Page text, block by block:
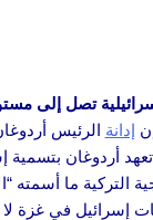
تصل إلى
إدانة الرئيس
أردوغان بتسمية
التركية ما أسمته
إسرائيل في غزة